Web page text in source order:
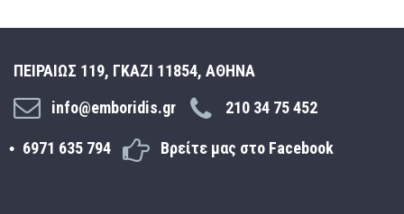
ΠΕΙΡΑΙΩΣ 119, ΓΚΑΖΙ 11854, ΑΘΗΝΑ
info@emboridis.gr
210 34 75 452
6971 635 794 Βρείτε μας στο Facebook